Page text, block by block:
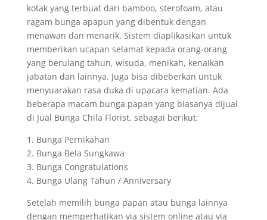
kotak yang terbuat dari bamboo, sterofoam, atau
ragam bunga apapun yang dibentuk dengan
menawan dan menarik. Sistem diaplikasikan untuk
memberikan ucapan selamat kepada orang-orang
yang berulang tahun, wisuda, menikah, kenaikan
jabatan dan lainnya. Juga bisa dibeberkan untuk
menyuarakan rasa duka di upacara kematian. Ada
beberapa macam bunga papan yang biasanya dijual
di Jual Bunga Chila Florist, sebagai berikut:
1. Bunga Pernikahan
2. Bunga Bela Sungkawa
3. Bunga Congratulations
4. Bunga Ulang Tahun / Anniversary
Setelah memilih bunga papan atau bunga lainnya
dengan memperhatikan via sistem online atau via